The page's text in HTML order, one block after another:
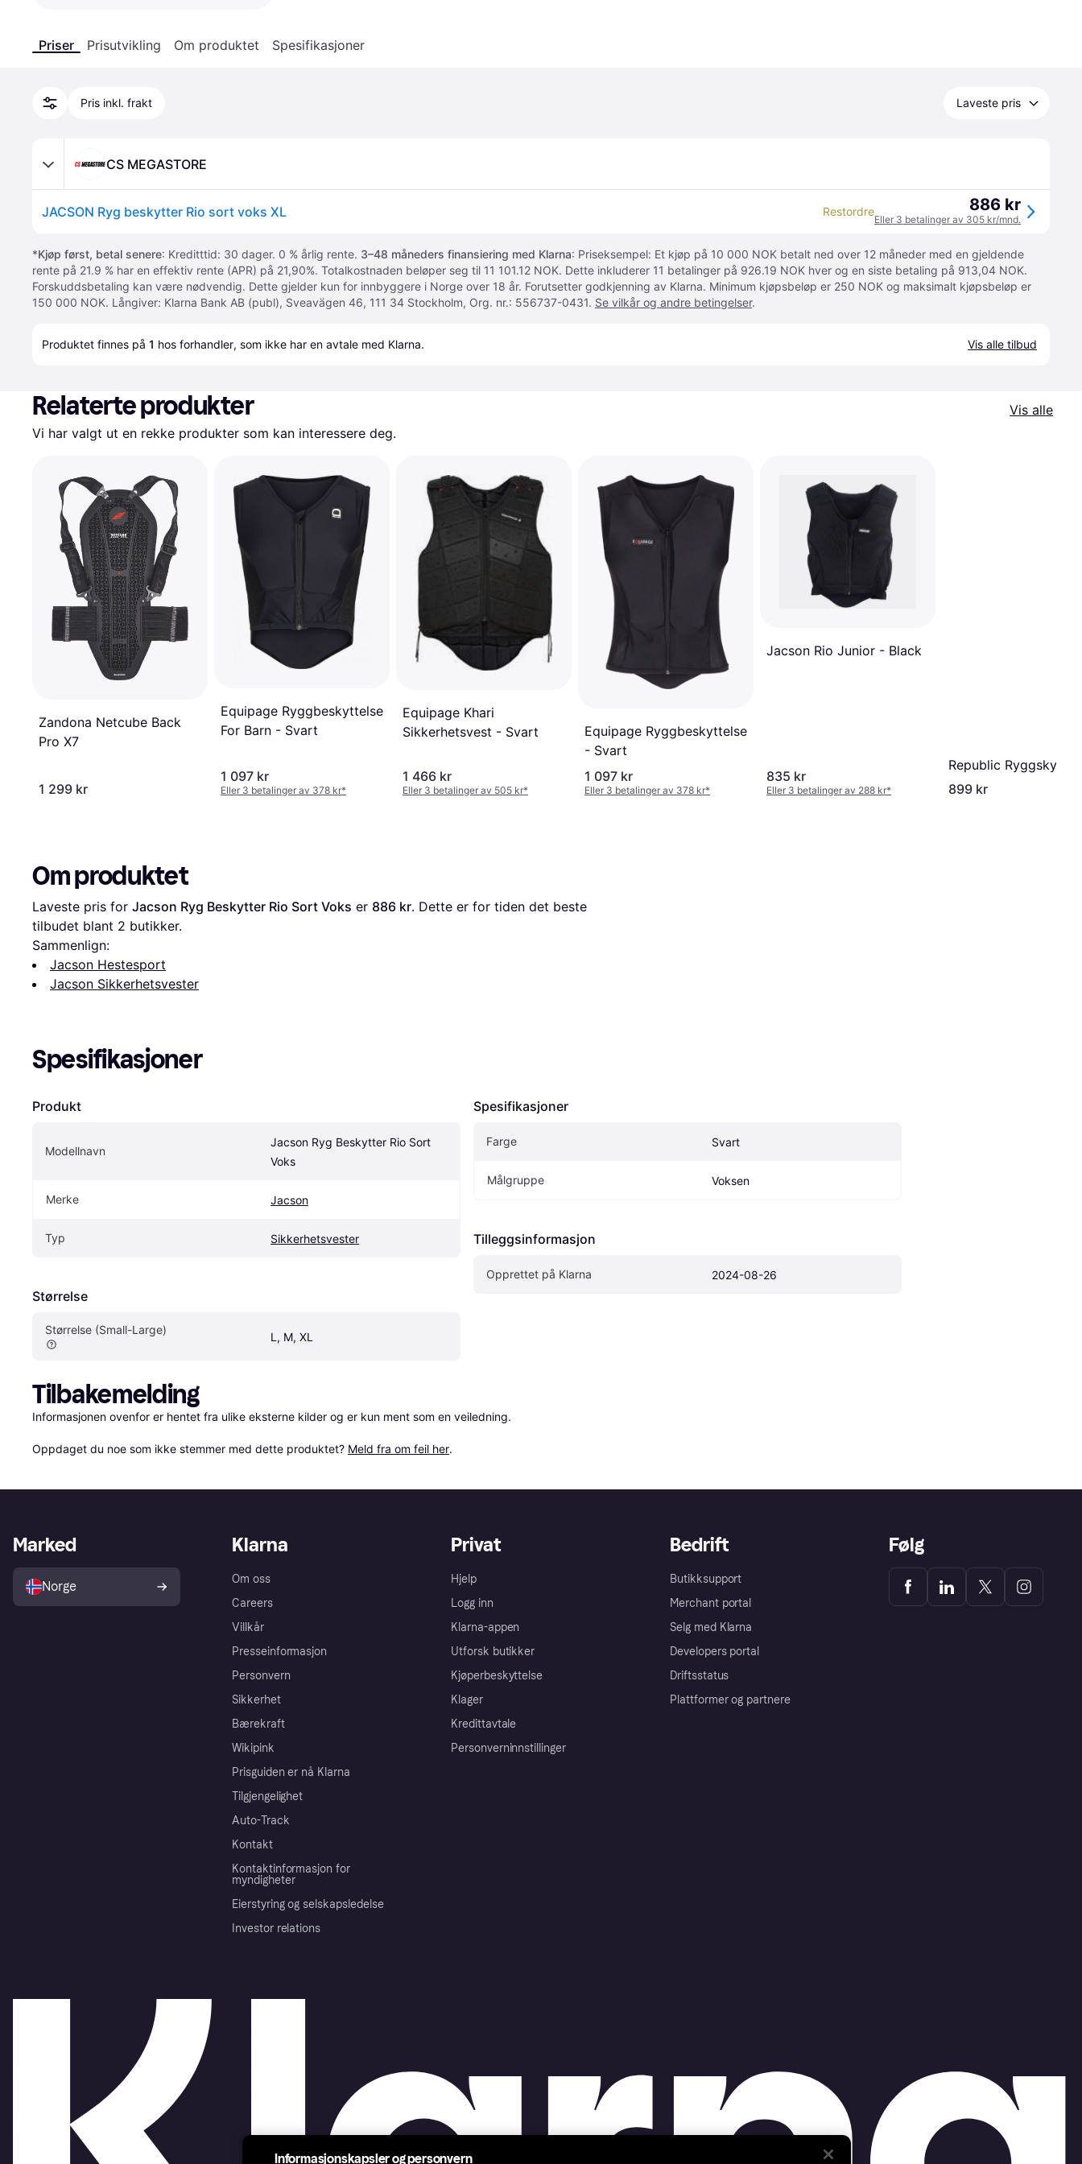
Priser Prisutvikling Om produktet Spesifikasjoner
Pris inkl. frakt Laveste pris
CS MEGASTORE
JACSON Ryg beskytter Rio sort voks XL Restordre 886 kr
Eller 3 betalinger av 305 kr/mnd.
*Kjøp først, betal senere: Kreditttid: 30 dager. 0 % årlig rente. 3–48 måneders finansiering med Klarna: Priseksempel: Et kjøp på 10 000 NOK betalt ned over 12 måneder med en gjeldende
rente på 21.9 % har en effektiv rente (APR) på 21,90%. Totalkostnaden beløper seg til 11 101.12 NOK. Dette inkluderer 11 betalinger på 926.19 NOK hver og en siste betaling på 913,04 NOK.
Forskuddsbetaling kan være nødvendig. Dette gjelder kun for innbyggere i Norge over 18 år. Forutsetter godkjenning av Klarna. Minimum kjøpsbeløp er 250 NOK og maksimalt kjøpsbeløp er
150 000 NOK. Långiver: Klarna Bank AB (publ), Sveavägen 46, 111 34 Stockholm, Org. nr.: 556737-0431. Se vilkår og andre betingelser.
Produktet finnes på 1 hos forhandler, som ikke har en avtale med Klarna. Vis alle tilbud
Relaterte produkter
Vis alle
Vi har valgt ut en rekke produkter som kan interessere deg.
Zandona Netcube Back
Pro X7
1 299 kr
Equipage Ryggbeskyttelse
For Barn - Svart
1 097 kr
Eller 3 betalinger av 378 kr*
Equipage Khari
Sikkerhetsvest - Svart
1 466 kr
Eller 3 betalinger av 505 kr*
Equipage Ryggbeskyttelse
- Svart
1 097 kr
Eller 3 betalinger av 378 kr*
Jacson Rio Junior - Black
835 kr
Eller 3 betalinger av 288 kr*
Republic Ryggskydd
899 kr
Om produktet
Laveste pris for Jacson Ryg Beskytter Rio Sort Voks er 886 kr. Dette er for tiden det beste
tilbudet blant 2 butikker.
Sammenlign:
Jacson Hestesport
Jacson Sikkerhetsvester
Spesifikasjoner
Produkt
Modellnavn
Jacson Ryg Beskytter Rio Sort
Voks
Merke Jacson
Typ Sikkerhetsvester
Størrelse
Størrelse (Small-Large)
L, M, XL
Spesifikasjoner
Farge Svart
Målgruppe Voksen
Tilleggsinformasjon
Opprettet på Klarna 2024-08-26
Tilbakemelding
Informasjonen ovenfor er hentet fra ulike eksterne kilder og er kun ment som en veiledning.
Oppdaget du noe som ikke stemmer med dette produktet? Meld fra om feil her.
Klarna
Om oss
Careers
Villkår
Presseinformasjon
Personvern
Sikkerhet
Bærekraft
Wikipink
Prisguiden er nå Klarna
Tilgjengelighet
Auto-Track
Kontakt
Kontaktinformasjon for
myndigheter
Eierstyring og selskapsledelse
Investor relations
Privat
Hjelp
Logg inn
Klarna-appen
Utforsk butikker
Kjøperbeskyttelse
Klager
Kredittavtale
Personverninnstillinger
Bedrift
Butikksupport
Merchant portal
Selg med Klarna
Developers portal
Driftsstatus
Plattformer og partnere
Marked
Norge
Følg
Informasjonskapsler og personvern